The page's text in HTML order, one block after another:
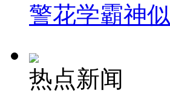
警花学霸神
热点新闻